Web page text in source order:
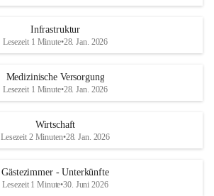
Infrastruktur
Lesezeit 1 Minute•28. Jan. 2026
Medizinische Versorgung
Lesezeit 1 Minute•28. Jan. 2026
Wirtschaft
Lesezeit 2 Minuten•28. Jan. 2026
Gästezimmer - Unterkünfte
Lesezeit 1 Minute•30. Juni 2026